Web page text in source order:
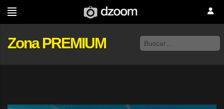
Zona PREMIUM